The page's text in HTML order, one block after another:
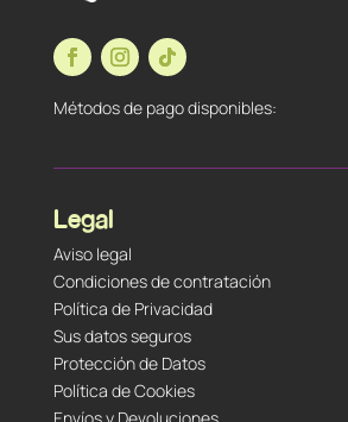
Métodos de pago disponibles:
Legal
Aviso legal
Condiciones de contratación
Política de Privacidad
Sus datos seguros
Protección de Datos
Política de Cookies